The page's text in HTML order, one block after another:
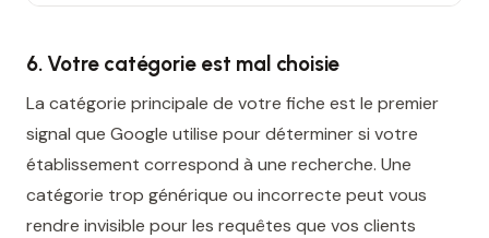
6. Votre catégorie est mal choisie
La catégorie principale de votre fiche est le premier
signal que Google utilise pour déterminer si votre
établissement correspond à une recherche. Une
catégorie trop générique ou incorrecte peut vous
rendre invisible pour les requêtes que vos clients